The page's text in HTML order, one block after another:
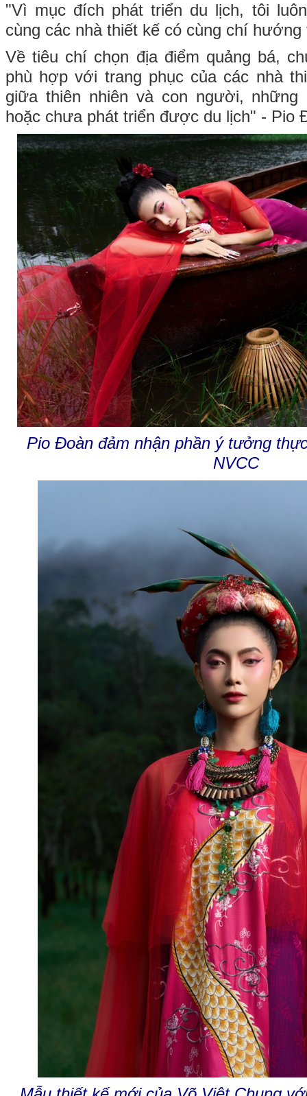
"Vì mục đích phát triển du lịch, tôi
cùng các nhà thiết kế có cùng chí
Về tiêu chí chọn địa điểm quảng bá,
phù hợp với trang phục của các nhà
giữa thiên nhiên và con người,
hoặc chưa phát triển được du lịch" - Pio
Pio Đoàn đảm nhận phần ý tưởng
NVCC